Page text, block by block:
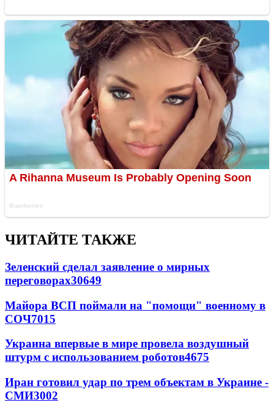
ЧИТАЙТЕ ТАКЖЕ
Зеленский сделал заявление о мирных
переговорах30649
Майора ВСП поймали на "помощи" военному в
СОЧ7015
Украина впервые в мире провела воздушный
штурм с использованием роботов4675
Иран готовил удар по трем объектам в Украине -
СМИ3002